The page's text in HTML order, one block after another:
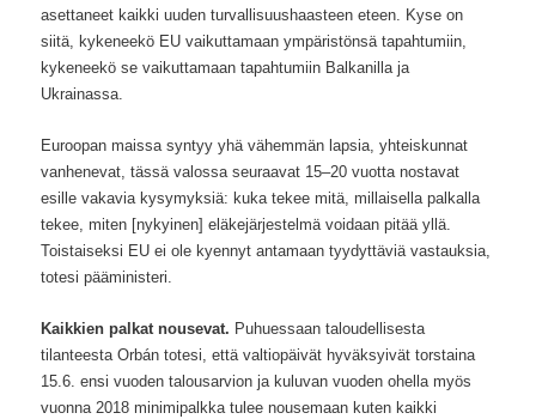
asettaneet kaikki uuden turvallisuushaasteen eteen. Kyse on
siitä, kykeneekö EU vaikuttamaan ympäristönsä tapahtumiin,
kykeneekö se vaikuttamaan tapahtumiin Balkanilla ja
Ukrainassa.
Euroopan maissa syntyy yhä vähemmän lapsia, yhteiskunnat
vanhenevat, tässä valossa seuraavat 15–20 vuotta nostavat
esille vakavia kysymyksiä: kuka tekee mitä, millaisella palkalla
tekee, miten [nykyinen] eläkejärjestelmä voidaan pitää yllä.
Toistaiseksi EU ei ole kyennyt antamaan tyydyttäviä vastauksia,
totesi pääministeri.
Kaikkien palkat nousevat. Puhuessaan taloudellisesta
tilanteesta Orbán totesi, että valtiopäivät hyväksyivät torstaina
15.6. ensi vuoden talousarvion ja kuluvan vuoden ohella myös
vuonna 2018 minimipalkka tulee nousemaan kuten kaikki